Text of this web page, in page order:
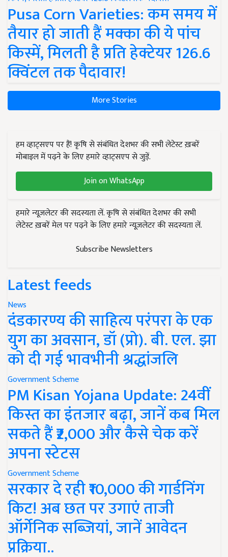
Pusa Corn Varieties: कम समय में
तैयार हो जाती हैं मक्का की ये पांच
किस्में, मिलती है प्रति हेक्टेयर 126.6
क्विंटल तक पैदावार!
More Stories
हम व्हाट्सएप पर हैं! कृषि से संबंधित देशभर की सभी लेटेस्ट ख़बरें
मोबाइल में पढ़ने के लिए हमारे व्हाट्सएप से जुड़ें.
Join on WhatsApp
हमारे न्यूज़लेटर की सदस्यता लें. कृषि से संबंधित देशभर की सभी
लेटेस्ट ख़बरें मेल पर पढ़ने के लिए हमारे न्यूज़लेटर की सदस्यता लें.
Subscribe Newsletters
Latest feeds
News
दंडकारण्य की साहित्य परंपरा के एक
युग का अवसान, डॉ (प्रो). बी. एल. झा
को दी गई भावभीनी श्रद्धांजलि
Government Scheme
PM Kisan Yojana Update: 24वीं
किस्त का इंतजार बढ़ा, जानें कब मिल
सकते हैं ₹2,000 और कैसे चेक करें
अपना स्टेटस
Government Scheme
सरकार दे रही ₹10,000 की गार्डनिंग
किट! अब छत पर उगाएं ताजी
ऑर्गेनिक सब्जियां, जानें आवेदन
प्रक्रिया..